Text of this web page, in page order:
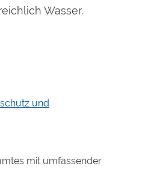
Wasser.
und
mit umfassender